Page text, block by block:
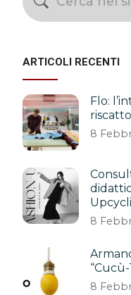
ARTICOLI RECENTI
Flo:
8
8
8